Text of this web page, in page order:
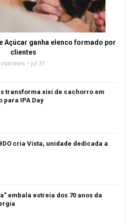
Açúcar ganha elenco formado por
clientes
voxnews jul 31
transforma xixi de cachorro em
para IPA Day
cria Vista, unidade dedicada a
embala estreia dos 70 anos da